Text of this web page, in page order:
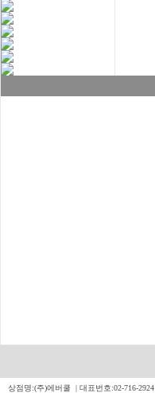
상점명:(주)에버쿨 | 대표번호:02-716-2924